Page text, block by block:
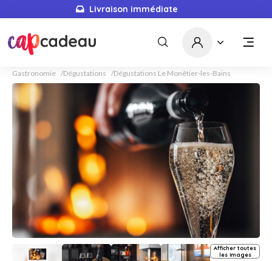
Livraison immédiate
Gastronomie Dégustations Dégustations Le Monêtier-les-Bains
Afficher toutes
les images